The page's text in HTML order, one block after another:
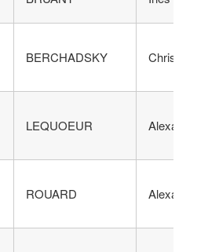
BERCHADSKY Christine
LEQUOEUR
ROUARD